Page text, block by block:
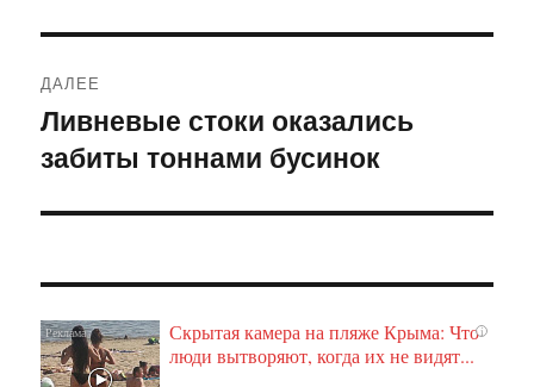
ДАЛЕЕ
Следующая
запись:
Ливневые стоки оказались
забиты тоннами бусинок
i
Скрытая камера на пляже Крыма: Что
люди вытворяют, когда их не видят...